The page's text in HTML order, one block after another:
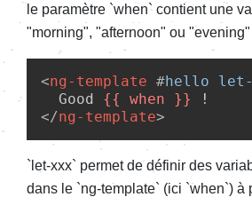
le paramètre `when` contient une
"morning", "afternoon" ou "evening"
<ng-template #hello let-
  Good
{{ when }}
</ng-template>
`let-xxx` permet de définir des
dans le `ng-template` (ici `when`) à